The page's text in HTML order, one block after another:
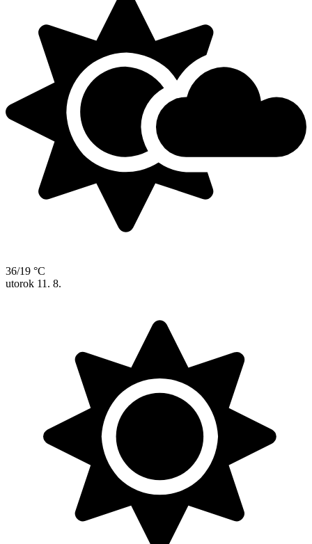
36/19 °C
utorok 11. 8.